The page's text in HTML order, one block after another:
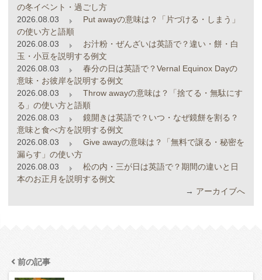
の冬イベント・過ごし方
2026.08.03
Put awayの意味は？「片づける・しまう」
の使い方と語順
2026.08.03
お汁粉・ぜんざいは英語で？違い・餅・白
玉・小豆を説明する例文
2026.08.03
春分の日は英語で？Vernal Equinox Dayの
意味・お彼岸を説明する例文
2026.08.03
Throw awayの意味は？「捨てる・無駄にす
る」の使い方と語順
2026.08.03
鏡開きは英語で？いつ・なぜ鏡餅を割る？
意味と食べ方を説明する例文
2026.08.03
Give awayの意味は？「無料で譲る・秘密を
漏らす」の使い方
2026.08.03
松の内・三が日は英語で？期間の違いと日
本のお正月を説明する例文
→ アーカイブへ
前の記事